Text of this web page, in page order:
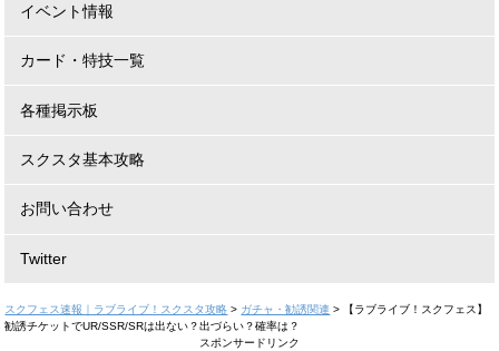
イベント情報
カード・特技一覧
各種掲示板
スクスタ基本攻略
お問い合わせ
Twitter
スクフェス速報｜ラブライブ！スクスタ攻略 > ガチャ・勧誘関連 >
【ラブライブ！スクフェス】
勧誘チケットでUR/SSR/SRは出ない？出づらい？確率は？
スポンサードリンク